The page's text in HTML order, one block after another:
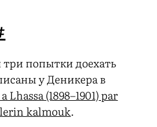
попытки доехать
у Деникера в
Lhassa (1898–1901) par
kalmouk.